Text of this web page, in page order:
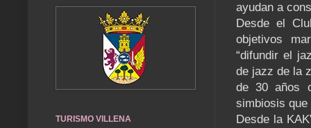
ayudan a
Desde el
objetivos
“difundir el
de jazz de la
de 30 años
simbiosis que
Desde la
TURISMO VILLENA